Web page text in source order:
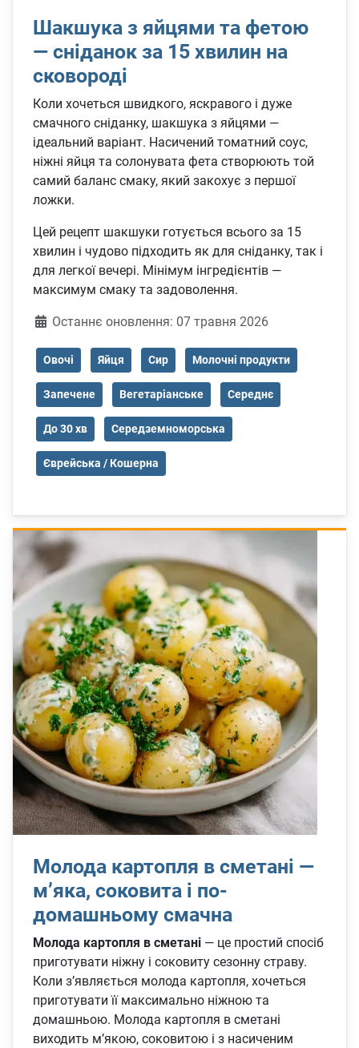
Шакшука з яйцями та фетою
— сніданок за 15 хвилин на
сковороді
Коли хочеться швидкого, яскравого і дуже
смачного сніданку, шакшука з яйцями —
ідеальний варіант. Насичений томатний соус,
ніжні яйця та солонувата фета створюють той
самий баланс смаку, який закохує з першої
ложки.
Цей рецепт шакшуки готується всього за 15
хвилин і чудово підходить як для сніданку, так і
для легкої вечері. Мінімум інгредієнтів —
максимум смаку та задоволення.
ДеталіОстаннє оновлення: 07 травня 2026
Овочі Яйця Сир Молочні продукти
Запечене Вегетаріанське Середнє
До 30 хв Середземноморська
Єврейська / Кошерна
Молода картопля в сметані —
м’яка, соковита і по-
домашньому смачна
Молода картопля в сметані — це простий спосіб
приготувати ніжну і соковиту сезонну страву.
Коли з’являється молода картопля, хочеться
приготувати її максимально ніжною та
домашньою. Молода картопля в сметані
виходить м’якою, соковитою і з насиченим